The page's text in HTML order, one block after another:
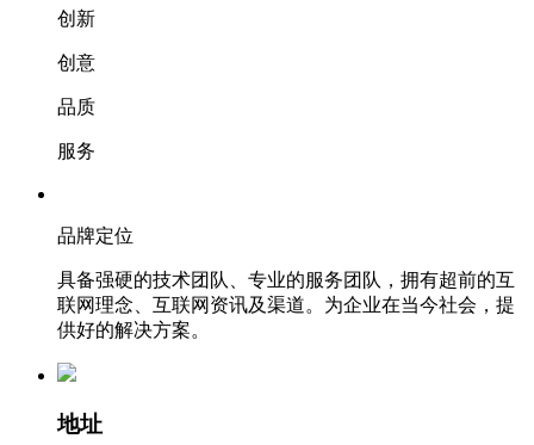
创新
创意
品质
服务
品牌定位
具备强硬的技术团队、专业的服务团队，拥有超前的互
联网理念、互联网资讯及渠道。为企业在当今社会，提
供好的解决方案。
地址